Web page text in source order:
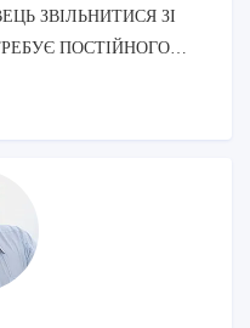
ЗВІЛЬНИТИСЯ ЗІ
ПОСТІЙНОГО